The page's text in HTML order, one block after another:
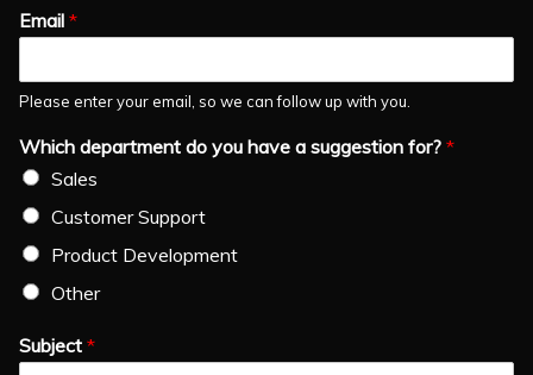
Email *
Please enter your email, so we can follow up with you.
Which department do you have a suggestion for? *
Sales
Customer Support
Product Development
Other
Subject *